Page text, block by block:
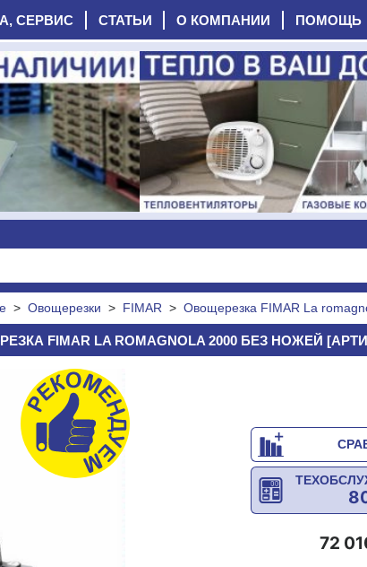
СЕРВИС СТАТЬИ О КОМПАНИИ ПОМОЩЬ
> Овощерезки > FIMAR > Овощерезка FIMAR La
FIMAR LA ROMAGNOLA 2000 БЕЗ НОЖЕЙ
72